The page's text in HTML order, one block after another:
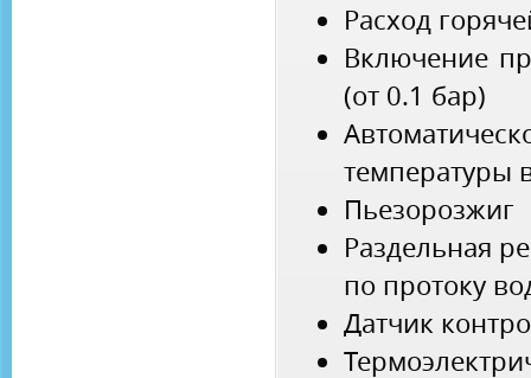
Расход
Включение
(от 0.1 бар)
температуры
Пьезорозжиг
Раздельная
по протоку
Датчик